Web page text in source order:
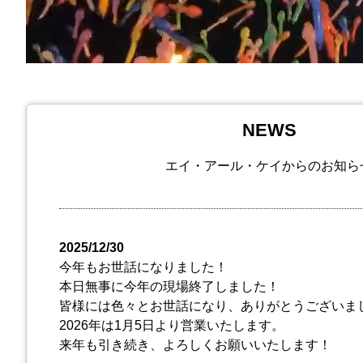
NEWS
エイ・アール・ケイからのお知ら